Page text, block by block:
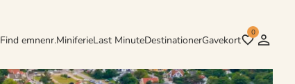
Find emnenr.MiniferieLast MinuteDestinationerGavekort
0